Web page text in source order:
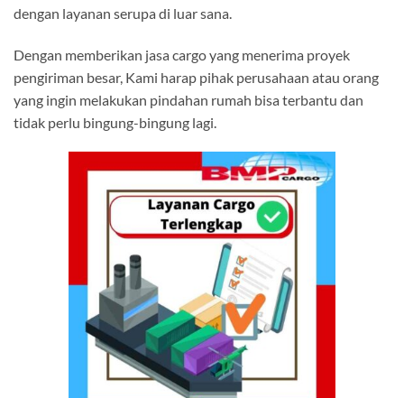
dengan layanan serupa di luar sana.
Dengan memberikan jasa cargo yang menerima proyek
pengiriman besar, Kami harap pihak perusahaan atau orang
yang ingin melakukan pindahan rumah bisa terbantu dan
tidak perlu bingung-bingung lagi.